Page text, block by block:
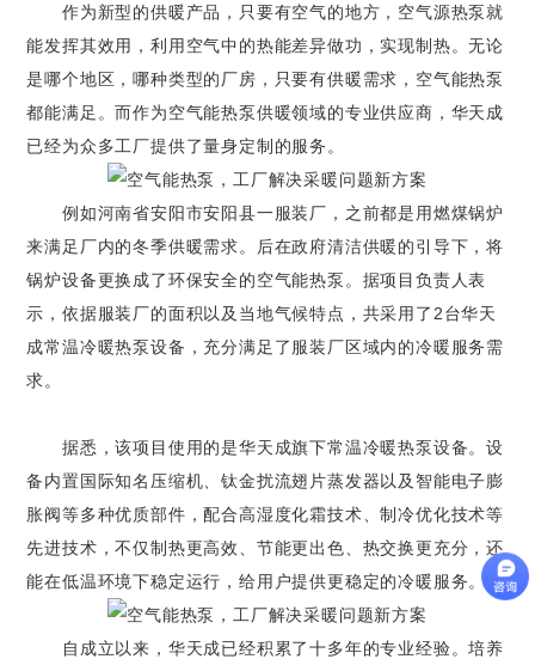
作为新型的供暖产品，只要有空气的地方，空气源热泵就
能发挥其效用，利用空气中的热能差异做功，实现制热。无论
是哪个地区，哪种类型的厂房，只要有供暖需求，空气能热泵
都能满足。而作为空气能热泵供暖领域的专业供应商，华天成
已经为众多工厂提供了量身定制的服务。
例如河南省安阳市安阳县一服装厂，之前都是用燃煤锅炉
来满足厂内的冬季供暖需求。后在政府清洁供暖的引导下，将
锅炉设备更换成了环保安全的空气能热泵。据项目负责人表
示，依据服装厂的面积以及当地气候特点，共采用了2台华天
成常温冷暖热泵设备，充分满足了服装厂区域内的冷暖服务需
求。
据悉，该项目使用的是华天成旗下常温冷暖热泵设备。设
备内置国际知名压缩机、钛金扰流翅片蒸发器以及智能电子膨
胀阀等多种优质部件，配合高湿度化霜技术、制冷优化技术等
先进技术，不仅制热更高效、节能更出色、热交换更充分，还
能在低温环境下稳定运行，给用户提供更稳定的冷暖服务。
自成立以来，华天成已经积累了十多年的专业经验。培养